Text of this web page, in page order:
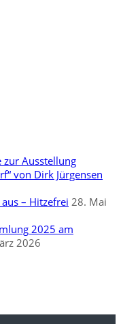
zur Ausstellung
von Dirk Jürgensen
– Hitzefrei 28. Mai
2025 am
2026